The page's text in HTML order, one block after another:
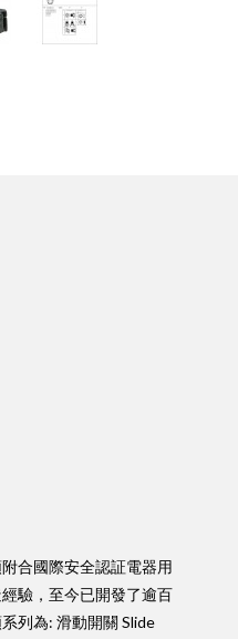
合國際安全認証電器用
驗，至今已開發了逾百
列為: 滑動開關 Slide